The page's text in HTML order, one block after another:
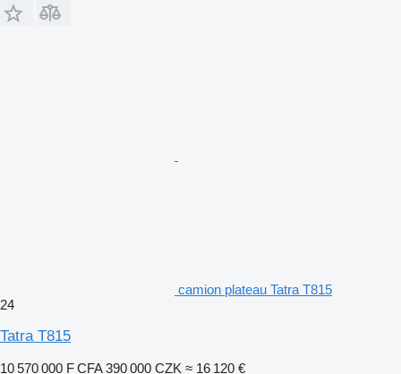
camion plateau Tatra T815
24
Tatra T815
10 570 000 F CFA 390 000 CZK ≈ 16 120 €